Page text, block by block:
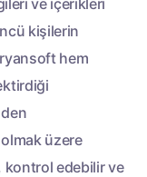
ve içerikleri
kişilerin
hem
üzere
kontrol edebilir ve